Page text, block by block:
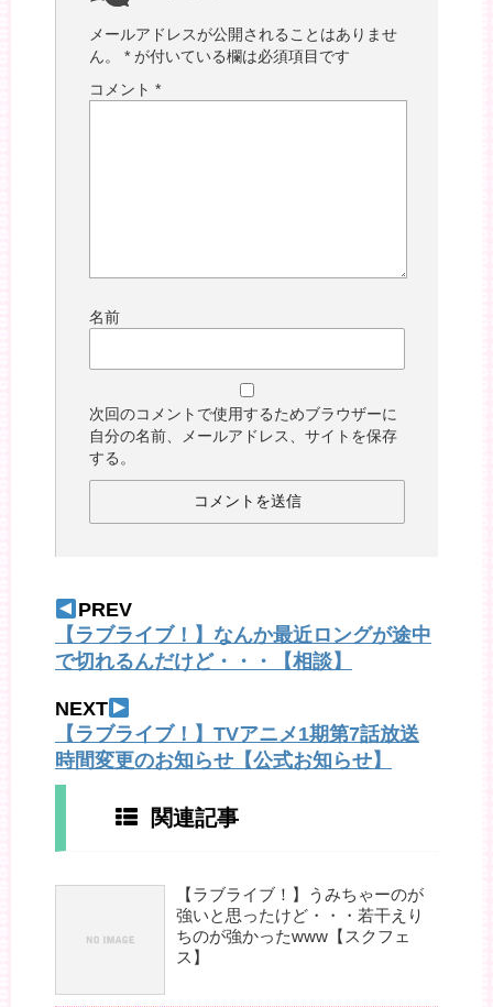
メールアドレスが公開されることはありませ
ん。
* が付いている欄は必須項目です
コメント *
名前
次回のコメントで使用するためブラウザーに
自分の名前、メールアドレス、サイトを保存
する。
PREV
【ラブライブ！】なんか最近ロングが途中
で切れるんだけど・・・【相談】
NEXT
【ラブライブ！】TVアニメ1期第7話放送
時間変更のお知らせ【公式お知らせ】
関連記事
【ラブライブ！】うみちゃーのが
強いと思ったけど・・・若干えり
ちのが強かったwww【スクフェ
ス】